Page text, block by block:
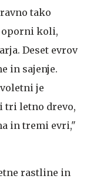
tako
oporni koli,
Deset evrov
in sajenje.
je
tri letno drevo,
in tremi evri,"
rastline in